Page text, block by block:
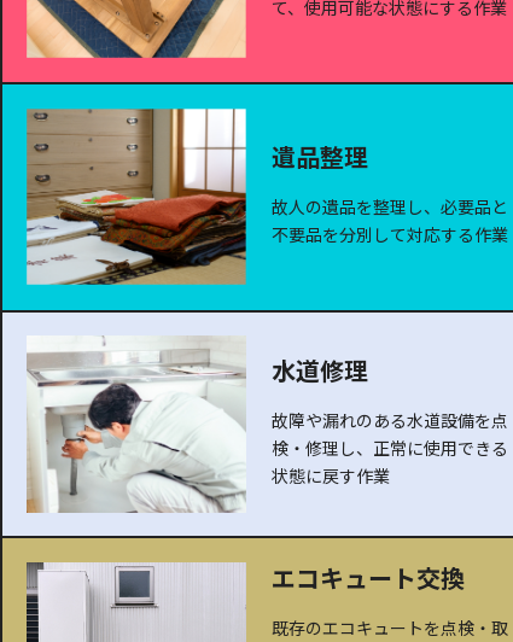
て、使用可能な状態にする作業
遺品整理
故人の遺品を整理し、必要品と
不要品を分別して対応する作業
水道修理
故障や漏れのある水道設備を点
検・修理し、正常に使用できる
状態に戻す作業
エコキュート交換
既存のエコキュートを点検・取